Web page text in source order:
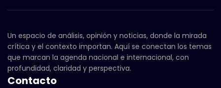
Un espacio de análisis, opinión y noticias, donde la mirada
crítica y el contexto importan. Aquí se conectan los temas
que marcan la agenda nacional e internacional, con
profundidad, claridad y perspectiva.
Contacto